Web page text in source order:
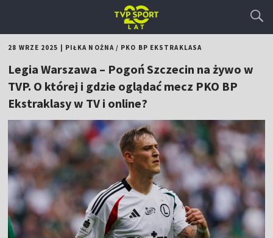
28 WRZE 2025 PIŁKA NOŻNA/ PKO BP EKSTRAKLASA
Legia Warszawa – Pogoń Szczecin na żywo w
TVP. O której i gdzie oglądać mecz PKO BP
Ekstraklasy w TV i online?